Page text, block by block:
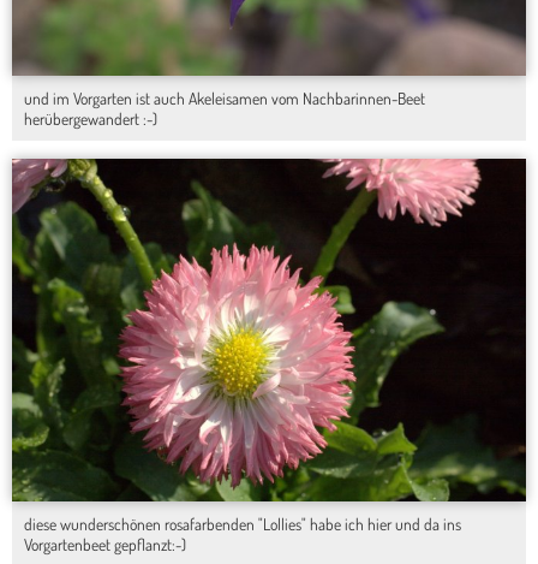
und im Vorgarten ist auch Akeleisamen vom Nachbarinnen-Beet
herübergewandert :-)
diese wunderschönen rosafarbenden "Lollies" habe ich hier und da ins
Vorgartenbeet gepflanzt:-)